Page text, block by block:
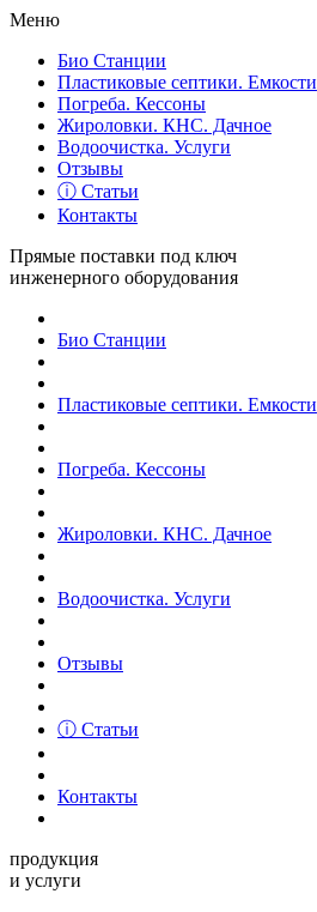
Меню
Био Станции
Пластиковые септики. Емкости
Погреба. Кессоны
Жироловки. КНС. Дачное
Водоочистка. Услуги
Отзывы
ⓘ Статьи
Контакты
Прямые поставки под ключ
инженерного оборудования
Био Станции
Пластиковые септики. Емкости
Погреба. Кессоны
Жироловки. КНС. Дачное
Водоочистка. Услуги
Отзывы
ⓘ Статьи
Контакты
продукция
и услуги